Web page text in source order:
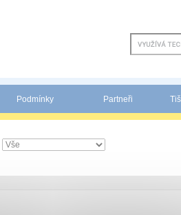
Podmínky Partneři